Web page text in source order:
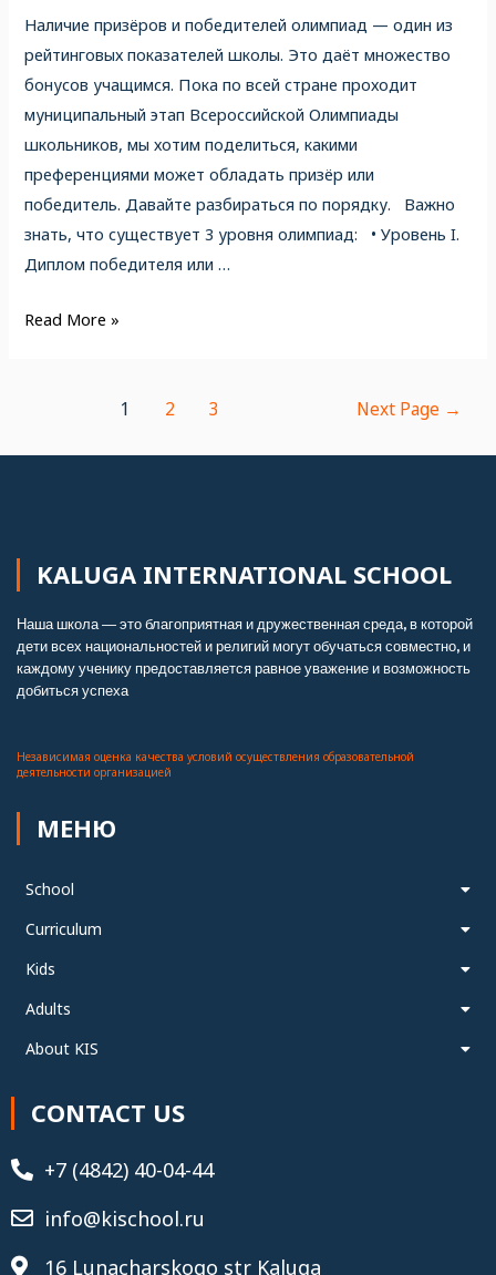
Наличие призёров и победителей олимпиад — один из
рейтинговых показателей школы. Это даёт множество
бонусов учащимся. Пока по всей стране проходит
муниципальный этап Всероссийской Олимпиады
школьников, мы хотим поделиться, какими
преференциями может обладать призёр или
победитель. Давайте разбираться по порядку. Важно
знать, что существует 3 уровня олимпиад: • Уровень I.
Диплом победителя или …
Read More »
1 2 3 Next Page →
KALUGA INTERNATIONAL SCHOOL
Наша школа — это благоприятная и дружественная среда, в которой
дети всех национальностей и религий могут обучаться совместно, и
каждому ученику предоставляется равное уважение и возможность
добиться успеха.
Независимая оценка качества условий осуществления образовательной
деятельности организацией
МЕНЮ
School
Curriculum
Kids
Adults
About KIS
CONTACT US
+7 (4842) 40-04-44
info@kischool.ru
16 Lunacharskogo str Kaluga